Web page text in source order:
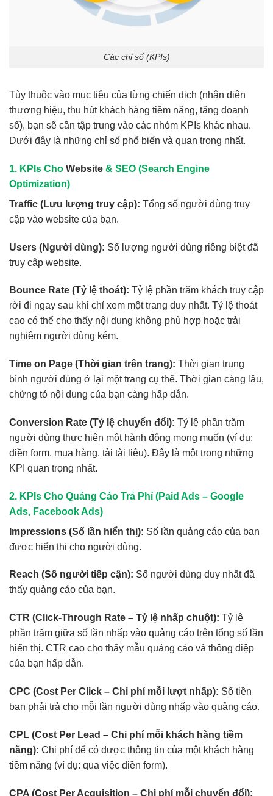
Các chỉ số (KPIs)
Tùy thuộc vào mục tiêu của từng chiến dịch (nhận diện
thương hiệu, thu hút khách hàng tiềm năng, tăng doanh
số), bạn sẽ cần tập trung vào các nhóm KPIs khác nhau.
Dưới đây là những chỉ số phổ biến và quan trọng nhất.
1. KPIs Cho Website & SEO (Search Engine
Optimization)
Traffic (Lưu lượng truy cập): Tổng số người dùng truy
cập vào website của bạn.
Users (Người dùng): Số lượng người dùng riêng biệt đã
truy cập website.
Bounce Rate (Tỷ lệ thoát): Tỷ lệ phần trăm khách truy cập
rời đi ngay sau khi chỉ xem một trang duy nhất. Tỷ lệ thoát
cao có thể cho thấy nội dung không phù hợp hoặc trải
nghiệm người dùng kém.
Time on Page (Thời gian trên trang): Thời gian trung
bình người dùng ở lại một trang cụ thể. Thời gian càng lâu,
chứng tỏ nội dung của bạn càng hấp dẫn.
Conversion Rate (Tỷ lệ chuyển đổi): Tỷ lệ phần trăm
người dùng thực hiện một hành động mong muốn (ví dụ:
điền form, mua hàng, tải tài liệu). Đây là một trong những
KPI quan trọng nhất.
2. KPIs Cho Quảng Cáo Trả Phí (Paid Ads – Google
Ads, Facebook Ads)
Impressions (Số lần hiển thị): Số lần quảng cáo của bạn
được hiển thị cho người dùng.
Reach (Số người tiếp cận): Số người dùng duy nhất đã
thấy quảng cáo của bạn.
CTR (Click-Through Rate – Tỷ lệ nhấp chuột): Tỷ lệ
phần trăm giữa số lần nhấp vào quảng cáo trên tổng số lần
hiển thị. CTR cao cho thấy mẫu quảng cáo và thông điệp
của bạn hấp dẫn.
CPC (Cost Per Click – Chi phí mỗi lượt nhấp): Số tiền
bạn phải trả cho mỗi lần người dùng nhấp vào quảng cáo.
CPL (Cost Per Lead – Chi phí mỗi khách hàng tiềm
năng): Chi phí để có được thông tin của một khách hàng
tiềm năng (ví dụ: qua việc điền form).
CPA (Cost Per Acquisition – Chi phí mỗi chuyển đổi):